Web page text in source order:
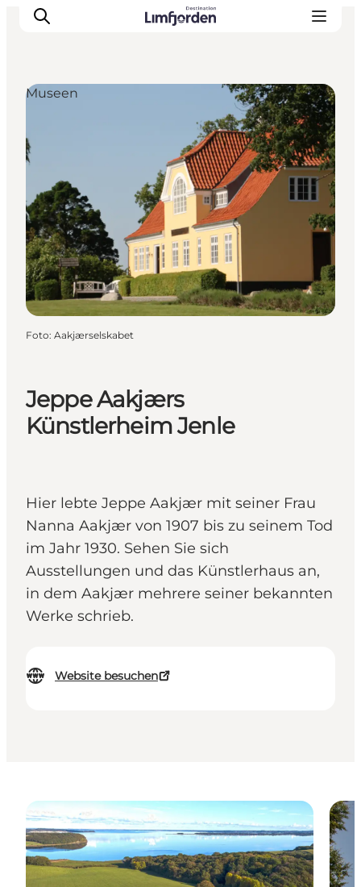
Jeppe Aakjærs
Künstlerheim Jenle
Hier lebte Jeppe Aakjær mit seiner Frau
Nanna Aakjær von 1907 bis zu seinem Tod
im Jahr 1930. Sehen Sie sich
Ausstellungen und das Künstlerhaus an,
in dem Aakjær mehrere seiner bekannten
Werke schrieb.
Website besuchen
Museen
Foto: Aakjærselskabet